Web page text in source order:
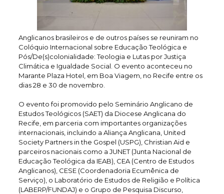
Anglicanos brasileiros e de outros países se reuniram no
Colóquio Internacional sobre Educação Teológica e
Pós/De(s)colonialidade: Teologia e Lutas por Justiça
Climática e Igualdade Social. O evento aconteceu no
Marante Plaza Hotel, em Boa Viagem, no Recife entre os
dias 28 e 30 de novembro.
O evento foi promovido pelo Seminário Anglicano de
Estudos Teológicos (SAET) da Diocese Anglicana do
Recife, em parceria com importantes organizações
internacionais, incluindo a Aliança Anglicana, United
Society Partners in the Gospel (USPG), Christian Aid e
parceiros nacionais como a JUNET (Junta Nacional de
Educação Teológica da IEAB), CEA (Centro de Estudos
Anglicanos), CESE (Coordenadoria Ecumênica de
Serviço), o Laboratório de Estudos de Religião e Política
(LABERP/FUNDAJ) e o Grupo de Pesquisa Discurso,